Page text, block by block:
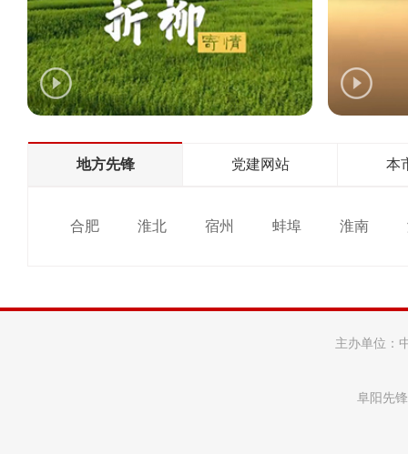
地方先锋 党建网站 本
合肥 淮北 宿州 蚌埠 淮南
主办单位：
阜阳先